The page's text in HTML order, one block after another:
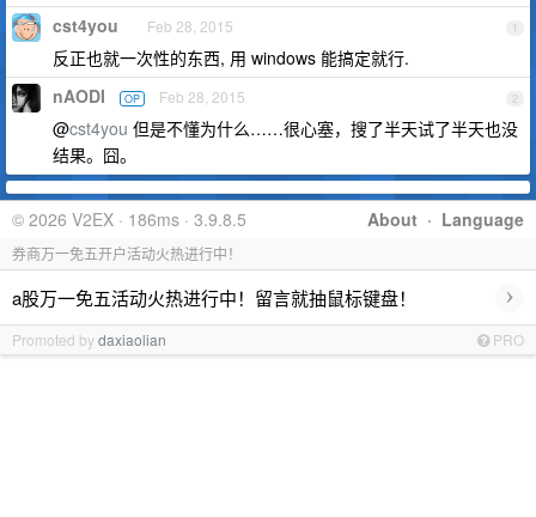
1
cst4you Feb 28, 2015
反正也就一次性的东西, 用 windows 能搞定就行.
2
nAODI OP Feb 28, 2015
@cst4you 但是不懂为什么……很心塞，搜了半天试了半天也没
结果。囧。
About · Language
© 2026 V2EX · 186ms · 3.9.8.5
券商万一免五开户活动火热进行中！
a股万一免五活动火热进行中！留言就抽鼠标键盘！ ›
Promoted bydaxiaolian PRO